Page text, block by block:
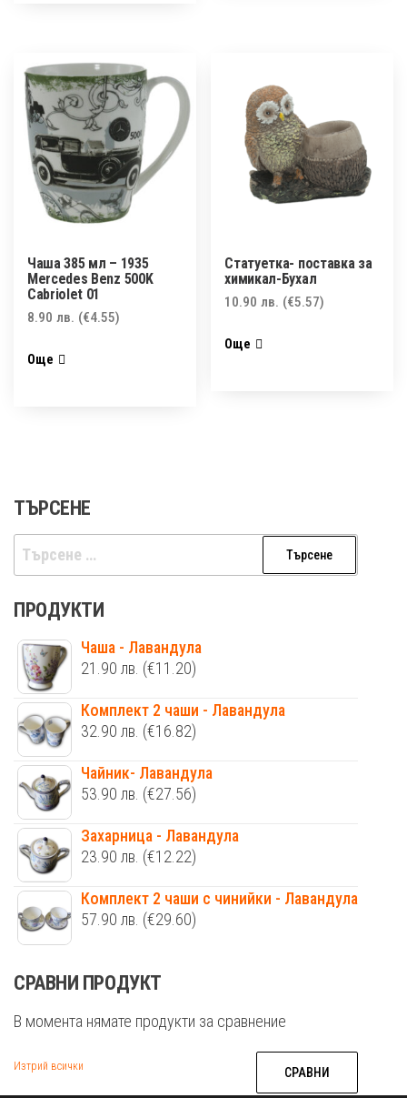
Чаша 385 мл – 1935
Mercedes Benz 500K
Cabriolet 01
8.90 лв. (€4.55)
Още
Статуетка- поставка за
химикал-Бухал
10.90лв. (€5.57)
Още
ТЪРСЕНЕ
Търсене
за:
ПРОДУКТИ
Чаша - Лавандула
21.90 лв. (€11.20)
Комплект 2 чаши - Лавандула
32.90 лв. (€16.82)
Чайник- Лавандула
53.90 лв. (€27.56)
Захарница - Лавандула
23.90 лв. (€12.22)
Комплект 2 чаши с чинийки - Лавандула
57.90 лв. (€29.60)
СРАВНИ ПРОДУКТ
В момента нямате продукти за сравнение
Изтрий всички СРАВНИ